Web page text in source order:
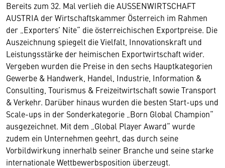
Bereits zum 32. Mal verlieh die AUSSENWIRTSCHAFT
AUSTRIA der Wirtschaftskammer Österreich im Rahmen
der „Exporters’ Nite“ die österreichischen Exportpreise. Die
Auszeichnung spiegelt die Vielfalt, Innovationskraft und
Leistungsstärke der heimischen Exportwirtschaft wider.
Vergeben wurden die Preise in den sechs Hauptkategorien
Gewerbe & Handwerk, Handel, Industrie, Information &
Consulting, Tourismus & Freizeitwirtschaft sowie Transport
& Verkehr. Darüber hinaus wurden die besten Start-ups und
Scale-ups in der Sonderkategorie „Born Global Champion“
ausgezeichnet. Mit dem „Global Player Award“ wurde
zudem ein Unternehmen geehrt, das durch seine
Vorbildwirkung innerhalb seiner Branche und seine starke
internationale Wettbewerbsposition überzeugt.